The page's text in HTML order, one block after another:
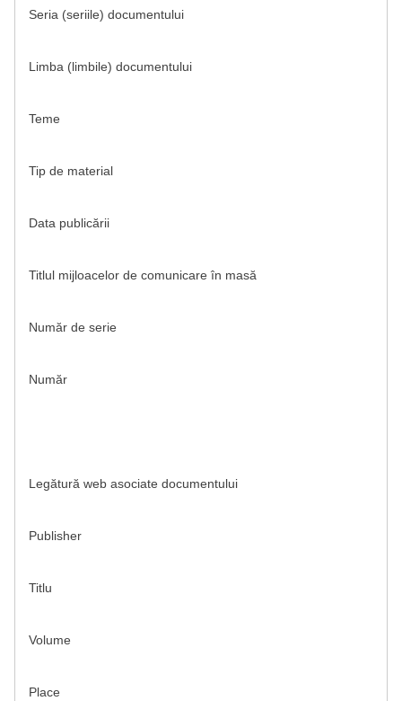
Seria (seriile) documentului
Limba (limbile) documentului
Teme
Tip de material
Data publicării
Titlul mijloacelor de comunicare în masă
Număr de serie
Număr
Legătură web asociate documentului
Publisher
Titlu
Volume
Place